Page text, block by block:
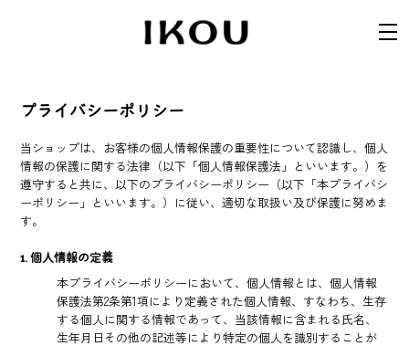
プライバシーポリシー
当ショップは、お客様の個人情報保護の重要性について認識し、個人
情報の保護に関する法律（以下「個人情報保護法」といいます。）を
遵守すると共に、以下のプライバシーポリシー（以下「本プライバシ
ーポリシー」といいます。）に従い、適切な取扱い及び保護に努めま
す。
1. 個人情報の定義
本プライバシーポリシーにおいて、個人情報とは、個人情報
保護法第2条第1項により定義された個人情報、すなわち、生存
する個人に関する情報であって、当該情報に含まれる氏名、
生年月日その他の記述等により特定の個人を識別することが